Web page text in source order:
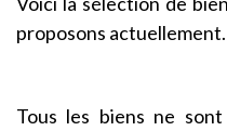
proposons actuellement.
Tous les biens ne